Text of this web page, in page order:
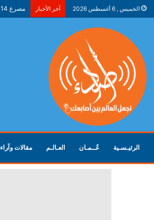
الخميس , 6 أغسطس 2026 آخر الأخبار مصرع 14 شخصًا جراء صواعق برق في ولاية جاركاند الهندية
الرئيـسـية عُــمـان العـالـم مقالات وآراء